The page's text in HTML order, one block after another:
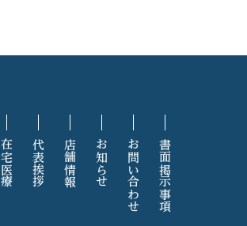
在宅医療 代表挨拶 店舗情報 お知らせ お問い合わせ 書面掲示事項